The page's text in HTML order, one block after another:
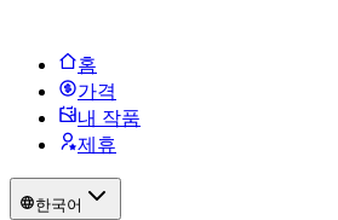
홈
가격
내 작품
제휴
한국어